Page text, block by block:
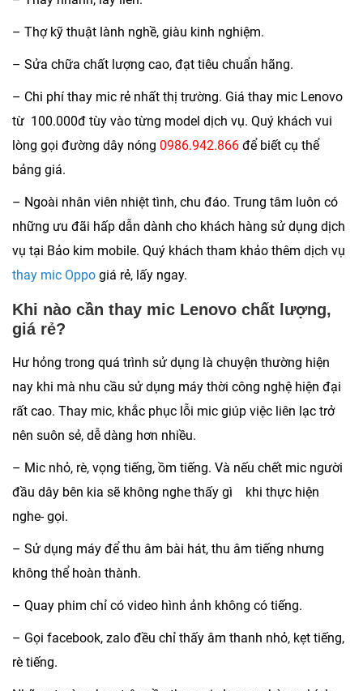
– Thợ kỹ thuật lành nghề, giàu kinh nghiệm.
– Sửa chữa chất lượng cao, đạt tiêu chuẩn hãng.
– Chi phí thay mic rẻ nhất thị trường. Giá thay mic Lenovo
từ 100.000đ tùy vào từng model dịch vụ. Quý khách vui
lòng gọi đường dây nóng 0986.942.866 để biết cụ thể
bảng giá.
– Ngoài nhân viên nhiệt tình, chu đáo. Trung tâm luôn có
những ưu đãi hấp dẫn dành cho khách hàng sử dụng dịch
vụ tại Bảo kim mobile. Quý khách tham khảo thêm dịch vụ
thay mic Oppo giá rẻ, lấy ngay.
Khi nào cần thay mic Lenovo chất lượng,
giá rẻ?
Hư hỏng trong quá trình sử dụng là chuyện thường hiện
nay khi mà nhu cầu sử dụng máy thời công nghệ hiện đại
rất cao. Thay mic, khắc phục lỗi mic giúp việc liên lạc trở
nên suôn sẻ, dễ dàng hơn nhiều.
– Mic nhỏ, rè, vọng tiếng, ồm tiếng. Và nếu chết mic người
đầu dây bên kia sẽ không nghe thấy gì khi thực hiện
nghe- gọi.
– Sử dụng máy để thu âm bài hát, thu âm tiếng nhưng
không thể hoàn thành.
– Quay phim chỉ có video hình ảnh không có tiếng.
– Gọi facebook, zalo đều chỉ thấy âm thanh nhỏ, kẹt tiếng,
rè tiếng.